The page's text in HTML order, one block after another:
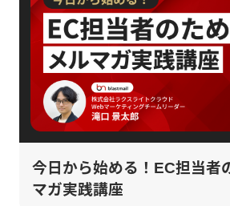
今日から始める！EC担当者
マガ実践講座